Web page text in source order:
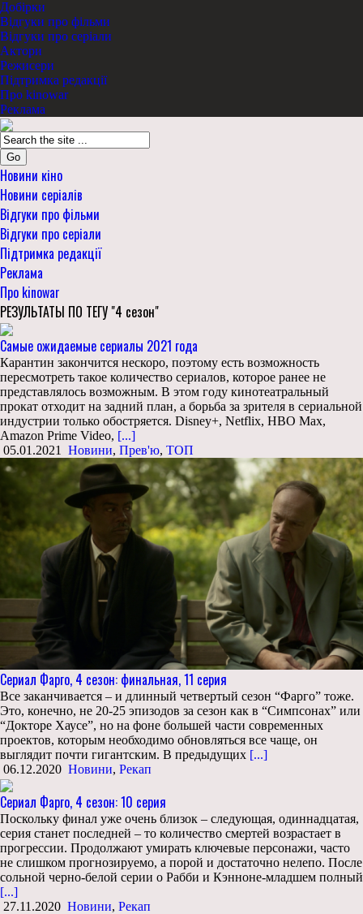
Добірки
Відгуки про фільми
Відгуки про серіали
Актори
Режисери
Підтримка редакції
Про kinowar
Реклама
Go
Новини кіно
Новини серіалів
Відгуки про фільми
Відгуки про серіали
Підтримка редакції
Реклама
Про kinowar
РЕЗУЛЬТАТЫ ПО ТЕГУ "4 сезон"
Самые ожидаемые сериалы 2021 года
Карантин закончится нескоро, поэтому есть возможность
пересмотреть такое количество сериалов, которое ранее не
представлялось возможным. В этом году кинотеатральный
прокат отходит на задний план, а борьба за зрителя в сериальной
индустрии только обостряется. Disney+, Netflix, HBO Max,
Amazon Prime Video, [...]
05.01.2021
Новини, Прев'ю, ТОП
Сериал Фарго, 4 сезон: финальная, 11 серия
Все заканчивается – и длинный четвертый сезон “Фарго” тоже.
Это, конечно, не 20-25 эпизодов за сезон как в “Симпсонах” или
“Докторе Хаусе”, но на фоне большей части современных
проектов, которым необходимо обновляться все чаще, он
выглядит почти гигантским. В предыдущих [...]
06.12.2020 Новини, Рекап
Сериал Фарго, 4 сезон: 10 серия
Поскольку финал уже очень близок – следующая, одиннадцатая,
серия станет последней – то количество смертей возрастает в
прогрессии. Продолжают умирать ключевые персонажи, часто
не слишком прогнозируемо, а порой и достаточно нелепо. После
сольной черно-белой серии о Рабби и Кэнноне-младшем полный
[...]
27.11.2020 Новини, Рекап